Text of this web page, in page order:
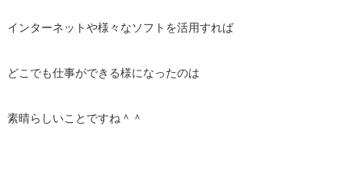
インターネットや様々なソフトを活用すれば
どこでも仕事ができる様になったのは
素晴らしいことですね＾＾